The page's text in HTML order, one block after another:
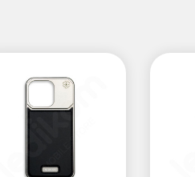
ПРОЕКТОРИ